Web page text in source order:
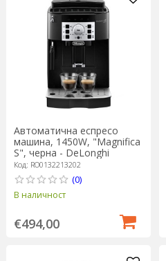
Автоматична еспресо
машина, 1450W, "Magnifica
S", черна - DeLonghi
Код: RO0132213202
(0)
В наличност
€494,00